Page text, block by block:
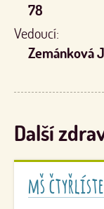
78
Vedoucí:
Zemánková
Další
mš